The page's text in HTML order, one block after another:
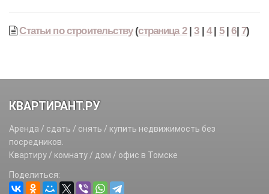
Статьи по строительству(страница 2|3|4| 5|6| 7)
КВАРТИРАНТ.РУ
Аренда / сдать / снять / купить недвижимость без
посредников.
Квартиру / комнату / дом / офис в Томске
Поделиться: